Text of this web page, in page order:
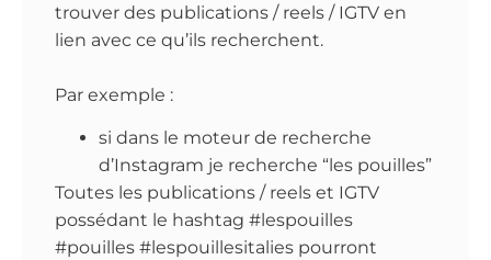
trouver des publications / reels / IGTV en
lien avec ce qu’ils recherchent.
Par exemple :
si dans le moteur de recherche
d’Instagram je recherche “les pouilles”
Toutes les publications / reels et IGTV
possédant le hashtag #lespouilles
#pouilles #lespouillesitalies pourront